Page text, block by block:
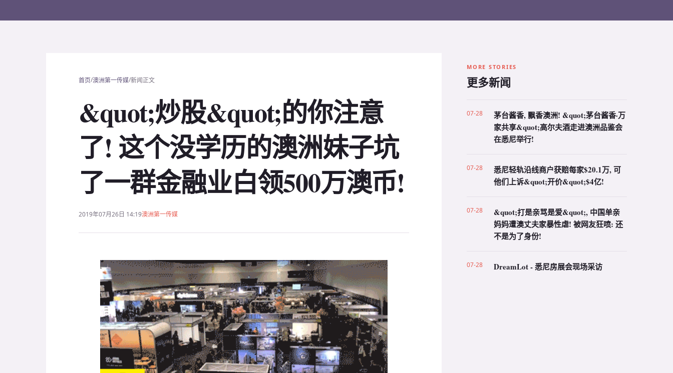
首页/澳洲第一传媒/新闻正文
&quot;炒股&quot;的你注意
了! 这个没学历的澳洲妹子坑
了一群金融业白领500万澳币!
2019年07月26日 14:19澳洲第一传媒
MORE STORIES
更多新闻
07-28
茅台酱香, 飘香澳洲! &quot;茅台酱香·万
家共享&quot;高尔夫酒走进澳洲品鉴会
在悉尼举行!
07-28
悉尼轻轨沿线商户获赔每家$20.1万, 可
他们上诉&quot;开价&quot;$4亿!
07-28
&quot;打是亲骂是爱&quot;, 中国单亲
妈妈遭澳丈夫家暴性虐! 被网友狂喷: 还
不是为了身份!
07-28 DreamLot - 悉尼房展会现场采访